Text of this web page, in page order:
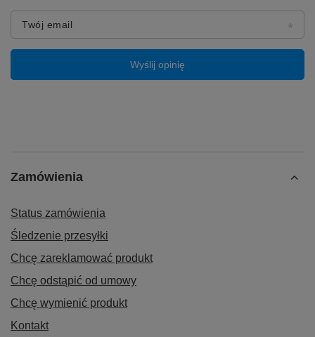
Twój email
Wyślij opinię
Zamówienia
Status zamówienia
Śledzenie przesyłki
Chcę zareklamować produkt
Chcę odstąpić od umowy
Chcę wymienić produkt
Kontakt